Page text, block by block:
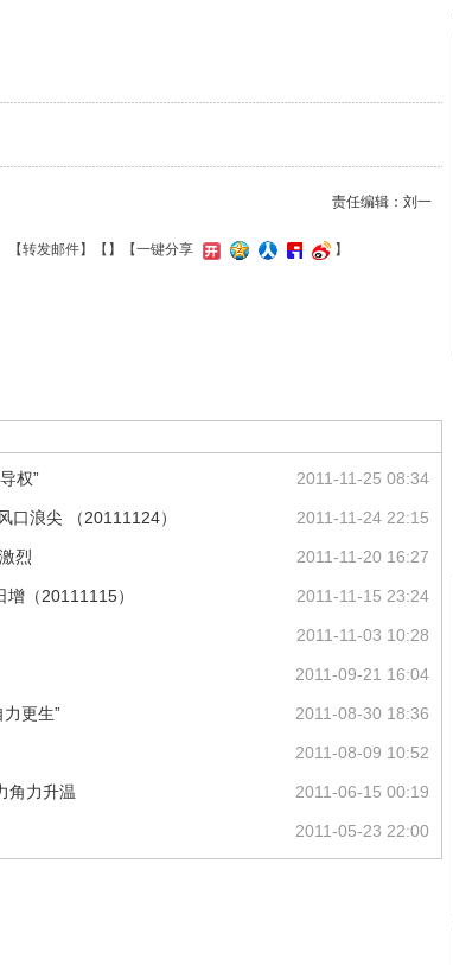
责任编辑：刘一
【转发邮件】【 】 【一键分享 】
2011-11-25 08:34
权”
2011-11-24 22:15
口浪尖 （20111124）
2011-11-20 16:27
烈
2011-11-15 23:24
（20111115）
2011-11-03 10:28
2011-09-21 16:04
2011-08-30 18:36
更生”
2011-08-09 10:52
2011-06-15 00:19
角力升温
2011-05-23 22:00